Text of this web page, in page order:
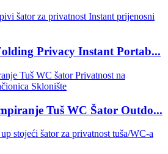
Privacy Instant Portab...
Tuš WC Šator Outdo...